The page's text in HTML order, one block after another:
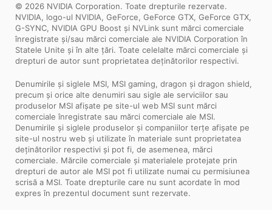
© 2026 NVIDIA Corporation. Toate drepturile rezervate.
NVIDIA, logo-ul NVIDIA, GeForce, GeForce GTX, GeForce GTX,
G-SYNC, NVIDIA GPU Boost și NVLink sunt mărci comerciale
înregistrate și/sau mărci comerciale ale NVIDIA Corporation în
Statele Unite și în alte țări. Toate celelalte mărci comerciale și
drepturi de autor sunt proprietatea deținătorilor respectivi.
Denumirile și siglele MSI, MSI gaming, dragon și dragon shield,
precum și orice alte denumiri sau sigle ale serviciilor sau
produselor MSI afișate pe site-ul web MSI sunt mărci
comerciale înregistrate sau mărci comerciale ale MSI.
Denumirile și siglele produselor și companiilor terțe afișate pe
site-ul nostru web și utilizate în materiale sunt proprietatea
deținătorilor respectivi și pot fi, de asemenea, mărci
comerciale. Mărcile comerciale și materialele protejate prin
drepturi de autor ale MSI pot fi utilizate numai cu permisiunea
scrisă a MSI. Toate drepturile care nu sunt acordate în mod
expres în prezentul document sunt rezervate.